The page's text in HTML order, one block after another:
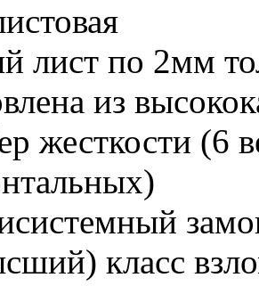
лист по 2мм
из
жесткости (6
класс